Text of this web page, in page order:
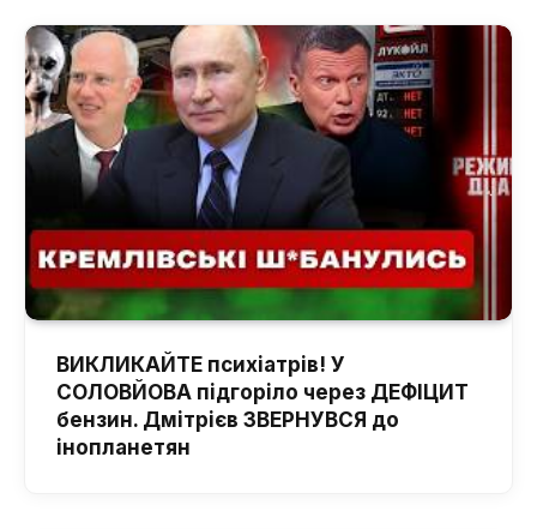
ВИКЛИКАЙТЕ психіатрів! У
СОЛОВЙОВА підгоріло через ДЕФІЦИТ
бензин. Дмітрієв ЗВЕРНУВСЯ до
інопланетян